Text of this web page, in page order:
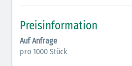
Antiemetika (salmon)
Verschiedene Medikamente (weiß)
Antikoagulantien (hellgrau/weiß
Rahmen)
Preisinformation
Auf Anfrage
pro 1000 Stück